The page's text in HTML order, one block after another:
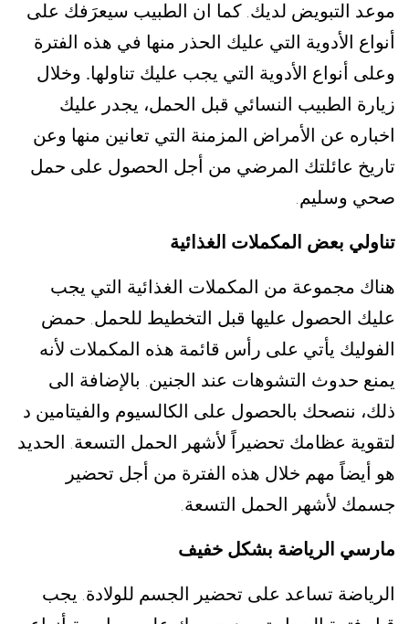
موعد التبويض لديك. كما ان الطبيب سيعرَفك على
أنواع الأدوية التي عليك الحذر منها في هذه الفترة
وعلى أنواع الأدوية التي يجب عليك تناولها. وخلال
زيارة الطبيب النسائي قبل الحمل، يجدر عليك
اخباره عن الأمراض المزمنة التي تعانين منها وعن
تاريخ عائلتك المرضي من أجل الحصول على حمل
صحي وسليم .
تناولي بعض المكملات الغذائية
هناك مجموعة من المكملات الغذائية التي يجب
عليك الحصول عليها قبل التخطيط للحمل. حمض
الفوليك يأتي على رأس قائمة هذه المكملات لأنه
يمنع حدوث التشوهات عند الجنين. بالإضافة الى
ذلك، ننصحك بالحصول على الكالسيوم والفيتامين د
لتقوية عظامك تحضيراً لأشهر الحمل التسعة.
الحديد
هو أيضاً مهم خلال هذه الفترة من أجل تحضير
جسمك لأشهر الحمل التسعة.
مارسي الرياضة بشكل خفيف
الرياضة تساعد على تحضير الجسم للولادة. يجب